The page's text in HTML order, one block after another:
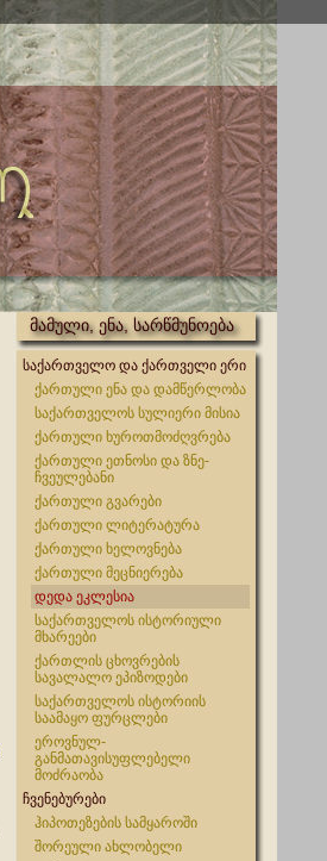
მამული, ენა, სარწმუნოება
საქართველო და ქართველი ერი
ქართული ენა და დამწერლობა
საქართველოს სულიერი მისია
ქართული ხუროთმოძღვრება
ქართული ეთნოსი და ზნე-
ჩვეულებანი
ქართული გვარები
ქართული ლიტერატურა
ქართული ხელოვნება
ქართული მეცნიერება
დედა ეკლესია
საქართველოს ისტორიული
მხარეები
ქართლის ცხოვრების
სავალალო ეპიზოდები
საქართველოს ისტორიის
საამაყო ფურცლები
ეროვნულ-
განმათავისუფლებელი
მოძრაობა
ჩვენებურები
ჰიპოთეზების სამყაროში
შორეული ახლობელი